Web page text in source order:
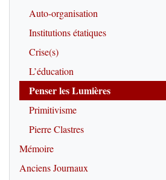
Auto-organisation
Institutions étatiques
Crise(s)
L’éducation
Penser les Lumières
Primitivisme
Pierre Clastres
Mémoire
Anciens Journaux